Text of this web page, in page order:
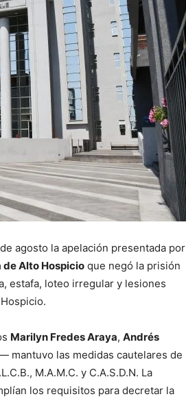
agosto la apelación presentada por
Alto Hospicio que negó la prisión
estafa, loteo irregular y lesiones
Marilyn Fredes Araya, Andrés
mantuvo las medidas cautelares de
M.A.M.C. y C.A.S.D.N. La
los requisitos para decretar la